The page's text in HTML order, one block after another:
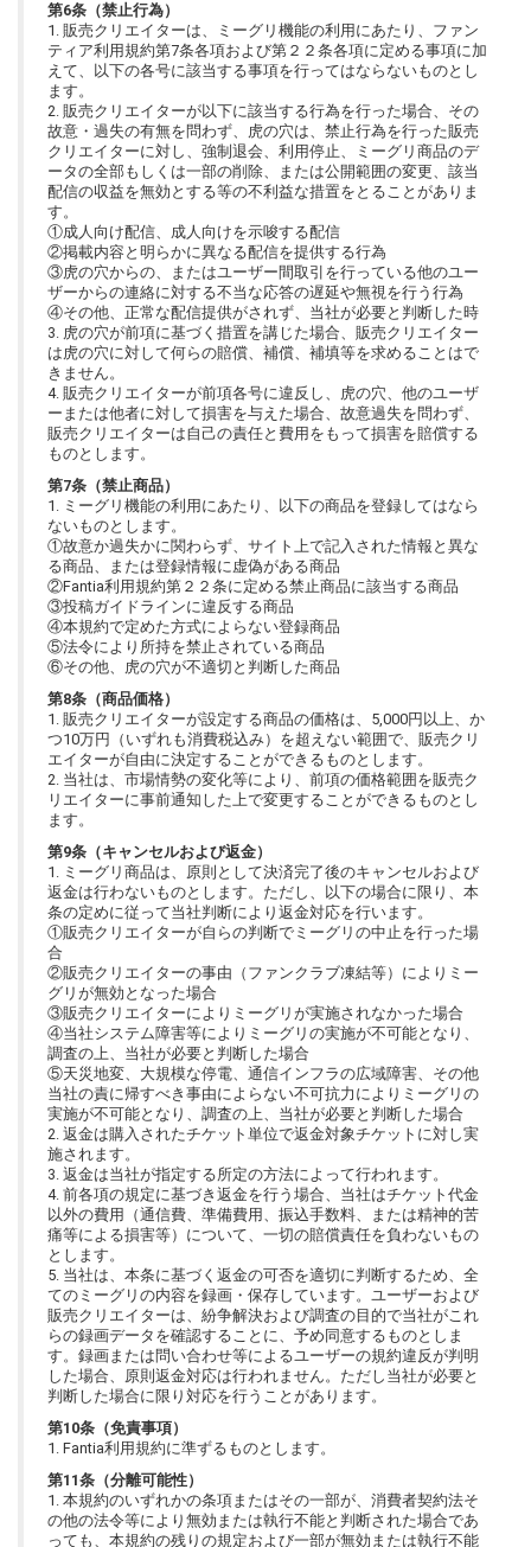
第6条（禁止行為）
1. 販売クリエイターは、ミーグリ機能の利用にあたり、ファン
ティア利用規約第7条各項および第２２条各項に定める事項に加
えて、以下の各号に該当する事項を行ってはならないものとし
ます。
2. 販売クリエイターが以下に該当する行為を行った場合、その
故意・過失の有無を問わず、虎の穴は、禁止行為を行った販売
クリエイターに対し、強制退会、利用停止、ミーグリ商品のデ
ータの全部もしくは一部の削除、または公開範囲の変更、該当
配信の収益を無効とする等の不利益な措置をとることがありま
す。
①成人向け配信、成人向けを示唆する配信
②掲載内容と明らかに異なる配信を提供する行為
③虎の穴からの、またはユーザー間取引を行っている他のユー
ザーからの連絡に対する不当な応答の遅延や無視を行う行為
④その他、正常な配信提供がされず、当社が必要と判断した時
3. 虎の穴が前項に基づく措置を講じた場合、販売クリエイター
は虎の穴に対して何らの賠償、補償、補填等を求めることはで
きません。
4. 販売クリエイターが前項各号に違反し、虎の穴、他のユーザ
ーまたは他者に対して損害を与えた場合、故意過失を問わず、
販売クリエイターは自己の責任と費用をもって損害を賠償する
ものとします。
第7条（禁止商品）
1. ミーグリ機能の利用にあたり、以下の商品を登録してはなら
ないものとします。
①故意か過失かに関わらず、サイト上で記入された情報と異な
る商品、または登録情報に虚偽がある商品
②Fantia利用規約第２２条に定める禁止商品に該当する商品
③投稿ガイドラインに違反する商品
④本規約で定めた方式によらない登録商品
⑤法令により所持を禁止されている商品
⑥その他、虎の穴が不適切と判断した商品
第8条（商品価格）
1. 販売クリエイターが設定する商品の価格は、5,000円以上、か
つ10万円（いずれも消費税込み）を超えない範囲で、販売クリ
エイターが自由に決定することができるものとします。
2. 当社は、市場情勢の変化等により、前項の価格範囲を販売ク
リエイターに事前通知した上で変更することができるものとし
ます。
第9条（キャンセルおよび返金）
1. ミーグリ商品は、原則として決済完了後のキャンセルおよび
返金は行わないものとします。ただし、以下の場合に限り、本
条の定めに従って当社判断により返金対応を行います。
①販売クリエイターが自らの判断でミーグリの中止を行った場
合
②販売クリエイターの事由（ファンクラブ凍結等）によりミー
グリが無効となった場合
③販売クリエイターによりミーグリが実施されなかった場合
④当社システム障害等によりミーグリの実施が不可能となり、
調査の上、当社が必要と判断した場合
⑤天災地変、大規模な停電、通信インフラの広域障害、その他
当社の責に帰すべき事由によらない不可抗力によりミーグリの
実施が不可能となり、調査の上、当社が必要と判断した場合
2. 返金は購入されたチケット単位で返金対象チケットに対し実
施されます。
3. 返金は当社が指定する所定の方法によって行われます。
4. 前各項の規定に基づき返金を行う場合、当社はチケット代金
以外の費用（通信費、準備費用、振込手数料、または精神的苦
痛等による損害等）について、一切の賠償責任を負わないもの
とします。
5. 当社は、本条に基づく返金の可否を適切に判断するため、全
てのミーグリの内容を録画・保存しています。ユーザーおよび
販売クリエイターは、紛争解決および調査の目的で当社がこれ
らの録画データを確認することに、予め同意するものとしま
す。録画または問い合わせ等によるユーザーの規約違反が判明
した場合、原則返金対応は行われません。ただし当社が必要と
判断した場合に限り対応を行うことがあります。
第10条（免責事項）
1. Fantia利用規約に準ずるものとします。
第11条（分離可能性）
1. 本規約のいずれかの条項またはその一部が、消費者契約法そ
の他の法令等により無効または執行不能と判断された場合であ
っても、本規約の残りの規定および一部が無効または執行不能